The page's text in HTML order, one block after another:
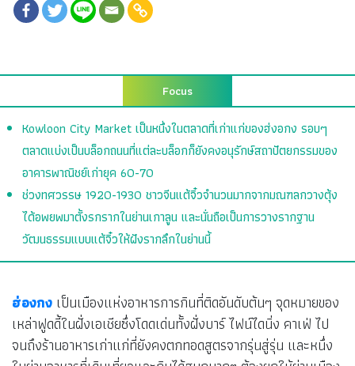
Focus
Kowloon City Market เป็นหนึ่งในตลาดที่เก่าแก่ของฮ่งอกง รอบๆ
ตลาดแบ่งเป็นบล็อกถนนที่แต่ละบล็อกก็ยังคงอนุรักษ์สถาปัตยกรรมของ
อาคารพาณิชย์เก่ายุค 60-70
ช่วงทศวรรษ 1920-1930 ชาวจีนแต้จิ๋วจำนวนมากจากมณฑลกวางตุ้ง
ได้อพยพมาตั้งรกรากในย่านเกาลูน และนั่นถือเป็นการวางรากฐาน
วัฒนธรรมแบบแต้จิ๋วให้ฝังรากลึกในย่านนี้
ฮ่องกง เป็นเมืองแห่งอาหารการกินที่ติดอันดับต้นๆ จุดหมายของ
เหล่าฟูดดี้ในฝั่งเอเชียซึ่งโดดเด่นทั้งฝั่งบาร์ ไฟน์ไดนิ่ง คาเฟ่ ไป
จนถึงร้านอาหารเก่าแก่ที่ยังคงตกทอดสูตรจากรุ่นสู่รุ่น และหนึ่ง